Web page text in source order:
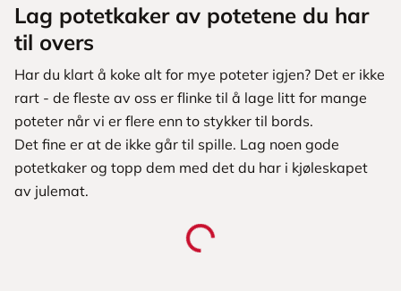
Lag potetkaker av potetene du har
til overs
Har du klart å koke alt for mye poteter igjen? Det er ikke
rart - de fleste av oss er flinke til å lage litt for mange
poteter når vi er flere enn to stykker til bords.
Det fine er at de ikke går til spille. Lag noen gode
potetkaker og topp dem med det du har i kjøleskapet
av julemat.